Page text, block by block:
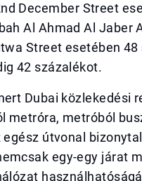
December Street
Al Ahmad Al Jaber
Street esetében
42 százalékot.
Dubai közlekedési
metróra, metróból
útvonal
egy-egy járat